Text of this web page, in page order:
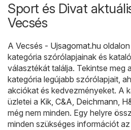
Sport és Divat
Vecsés
A Vecsés - Ujsagomat.hu oldalon
kategória szórólapjainak és
választékát találja. Tekintse meg
kategória legújabb szórólapjait,
akciókat és kedvezményeket. A
üzletei a Kik, C&A, Deichmann,
még nem minden. Egy helyre
minden szükséges információt